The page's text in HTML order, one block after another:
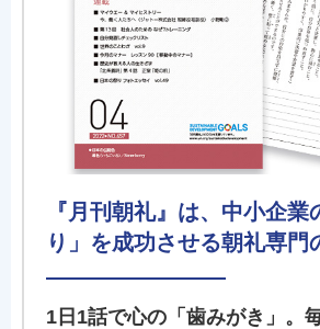
『月刊朝礼』は、中小企業
り」を成功させる朝礼専門
1日1話で心の「歯みがき」。